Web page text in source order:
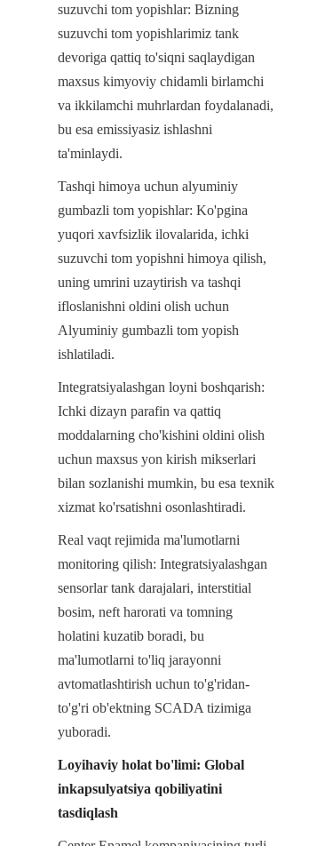
suzuvchi tom yopishlar: Bizning
suzuvchi tom yopishlarimiz tank
devoriga qattiq to'siqni saqlaydigan
maxsus kimyoviy chidamli birlamchi
va ikkilamchi muhrlardan foydalanadi,
bu esa emissiyasiz ishlashni
ta'minlaydi.
Tashqi himoya uchun alyuminiy
gumbazli tom yopishlar: Ko'pgina
yuqori xavfsizlik ilovalarida, ichki
suzuvchi tom yopishni himoya qilish,
uning umrini uzaytirish va tashqi
ifloslanishni oldini olish uchun
Alyuminiy gumbazli tom yopish
ishlatiladi.
Integratsiyalashgan loyni boshqarish:
Ichki dizayn parafin va qattiq
moddalarning cho'kishini oldini olish
uchun maxsus yon kirish mikserlari
bilan sozlanishi mumkin, bu esa texnik
xizmat ko'rsatishni osonlashtiradi.
Real vaqt rejimida ma'lumotlarni
monitoring qilish: Integratsiyalashgan
sensorlar tank darajalari, interstitial
bosim, neft harorati va tomning
holatini kuzatib boradi, bu
ma'lumotlarni to'liq jarayonni
avtomatlashtirish uchun to'g'ridan-
to'g'ri ob'ektning SCADA tizimiga
yuboradi.
Loyihaviy holat bo'limi: Global
inkapsulyatsiya qobiliyatini
tasdiqlash